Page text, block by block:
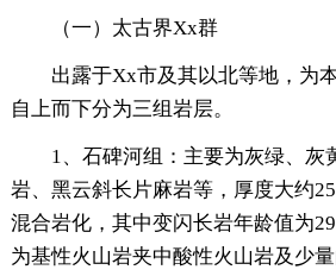
（一）太古界Xx群
出露于Xx市及其以北等地，为
自上而下分为三组岩层。
1、石碑河组：主要为灰绿、灰
岩、黑云斜长片麻岩等，厚度大约
混合岩化，其中变闪长岩年龄值为
为基性火山岩夹中酸性火山岩及少量